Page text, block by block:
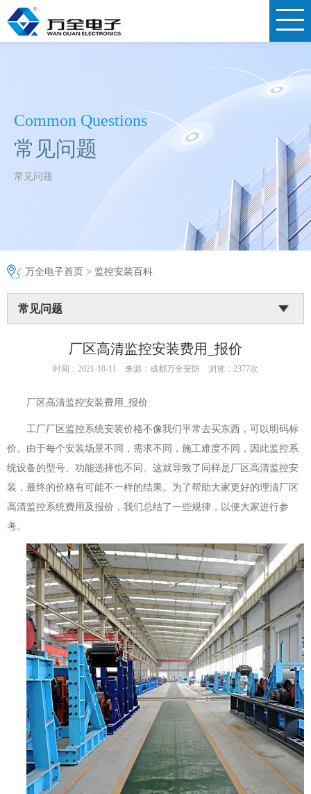
Common Questions
常见问题
常见问题
万全电子首页 > 监控安装百科
常见问题
厂区高清监控安装费用_报价
时间：2021-10-11 来源：成都万全安防 浏览：2377次
厂区高清监控安装费用_报价
工厂厂区监控系统安装价格不像我们平常去买东西，可以明码标
价。由于每个安装场景不同，需求不同，施工难度不同，因此监控系
统设备的型号、功能选择也不同。这就导致了同样是厂区高清监控安
装，最终的价格有可能不一样的结果。为了帮助大家更好的理清厂区
高清监控系统费用及报价，我们总结了一些规律，以便大家进行参
考。